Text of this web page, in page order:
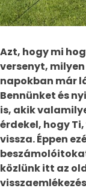
Azt, hogy mi
versenyt,
napokban már
Bennünket és
is, akik
érdekel, hogy
vissza. Éppen
közlünk itt az